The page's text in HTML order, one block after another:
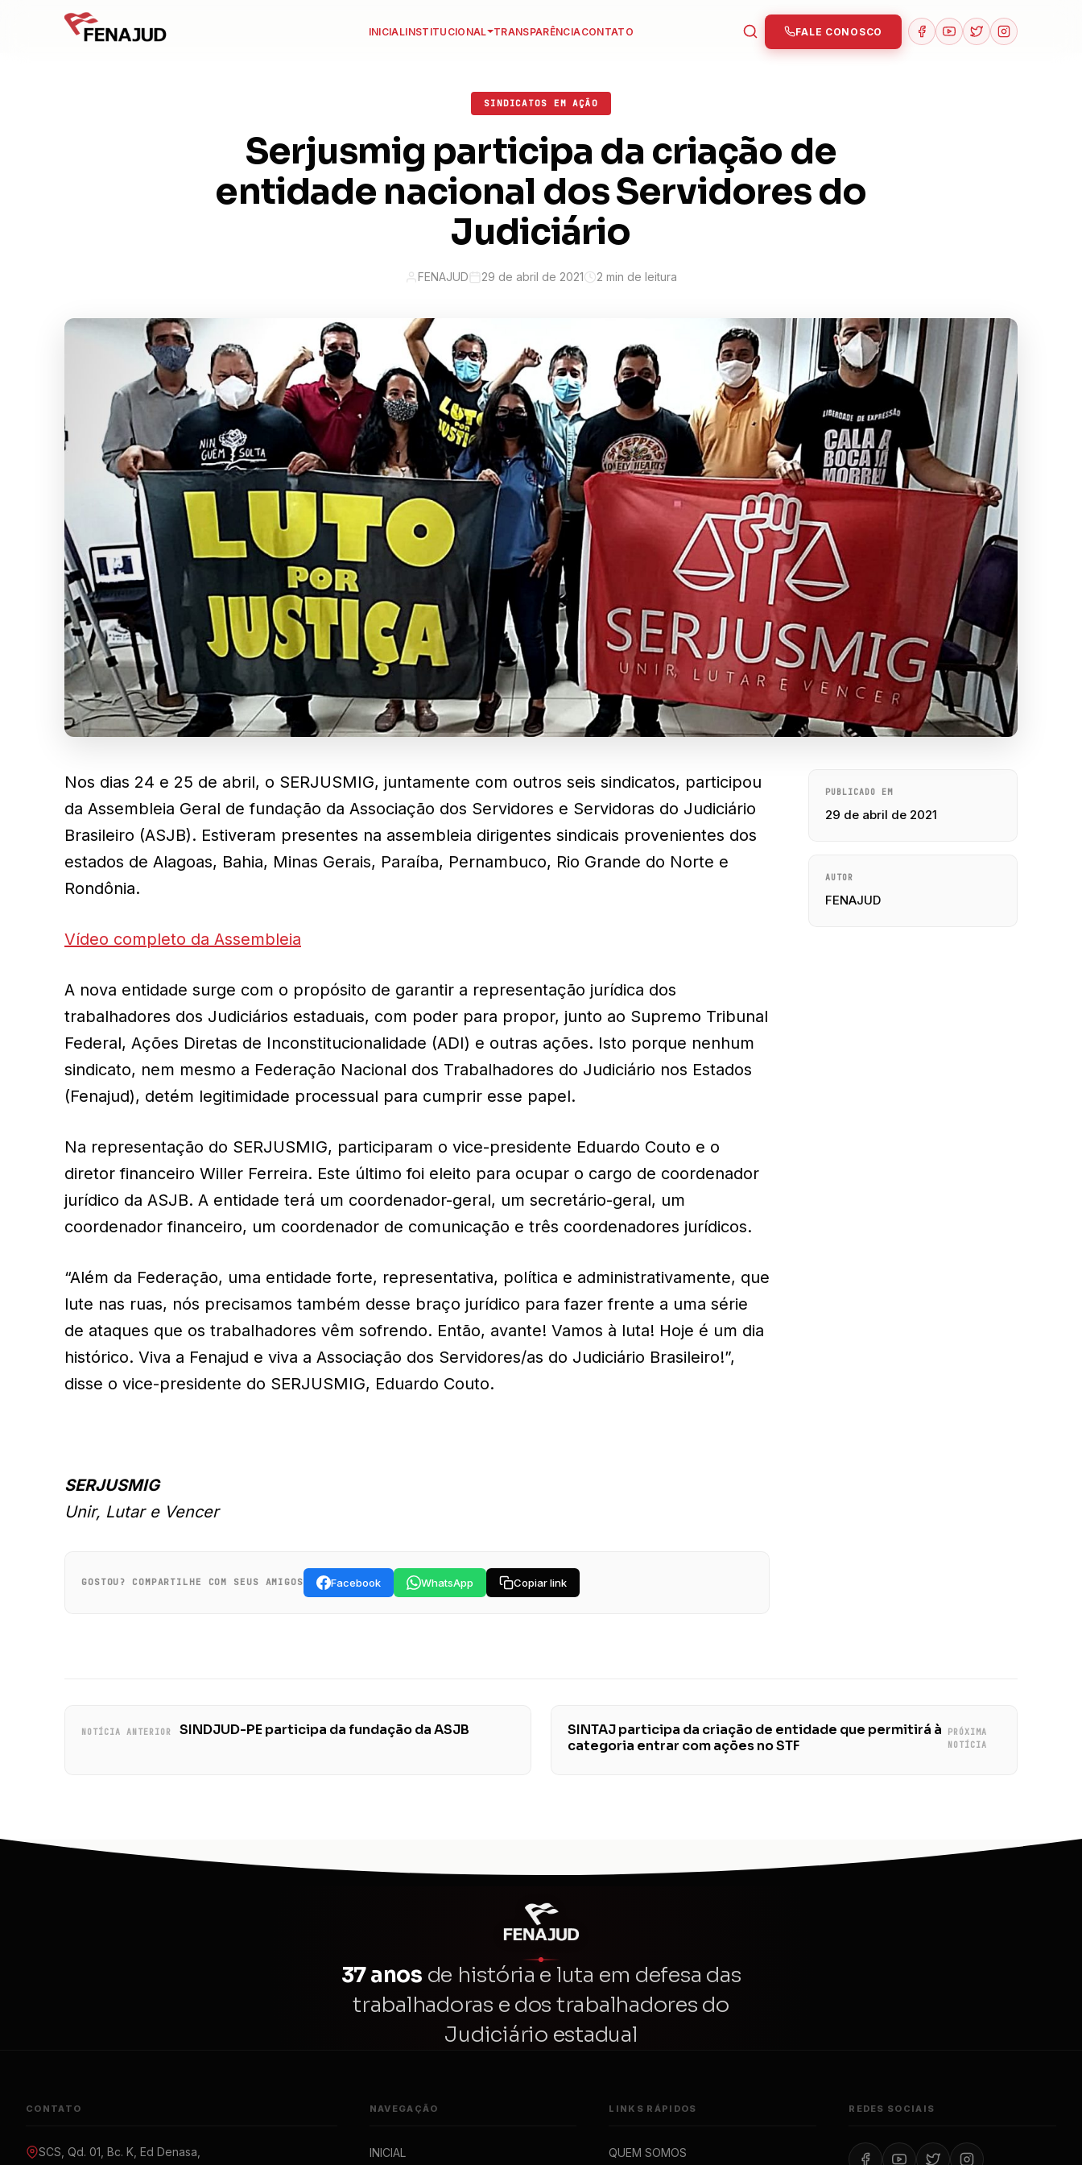
INICIALINSTITUCIONAL TRANSPARÊNCIACONTATO FALE CONOSCO
SINDICATOS EM AÇÃO
Serjusmig participa da criação de
entidade nacional dos Servidores do
Judiciário
FENAJUD 29 de abril de 2021 2 min de leitura
Nos dias 24 e 25 de abril, o SERJUSMIG, juntamente com outros seis sindicatos, participou
da Assembleia Geral de fundação da Associação dos Servidores e Servidoras do Judiciário
Brasileiro (ASJB). Estiveram presentes na assembleia dirigentes sindicais provenientes dos
estados de Alagoas, Bahia, Minas Gerais, Paraíba, Pernambuco, Rio Grande do Norte e
Rondônia.
Vídeo completo da Assembleia
A nova entidade surge com o propósito de garantir a representação jurídica dos
trabalhadores dos Judiciários estaduais, com poder para propor, junto ao Supremo Tribunal
Federal, Ações Diretas de Inconstitucionalidade (ADI) e outras ações. Isto porque nenhum
sindicato, nem mesmo a Federação Nacional dos Trabalhadores do Judiciário nos Estados
(Fenajud), detém legitimidade processual para cumprir esse papel.
Na representação do SERJUSMIG, participaram o vice-presidente Eduardo Couto e o
diretor financeiro Willer Ferreira. Este último foi eleito para ocupar o cargo de coordenador
jurídico da ASJB. A entidade terá um coordenador-geral, um secretário-geral, um
coordenador financeiro, um coordenador de comunicação e três coordenadores jurídicos.
“Além da Federação, uma entidade forte, representativa, política e administrativamente, que
lute nas ruas, nós precisamos também desse braço jurídico para fazer frente a uma série
de ataques que os trabalhadores vêm sofrendo. Então, avante! Vamos à luta! Hoje é um dia
histórico. Viva a Fenajud e viva a Associação dos Servidores/as do Judiciário Brasileiro!”,
disse o vice-presidente do SERJUSMIG, Eduardo Couto.
SERJUSMIG
Unir, Lutar e Vencer
GOSTOU? COMPARTILHE COM SEUS AMIGOS Facebook WhatsApp Copiar link
PUBLICADO EM
29 de abril de 2021
AUTOR
FENAJUD
NOTÍCIA ANTERIOR SINDJUD-PE participa da fundação da ASJB
SINTAJ participa da criação de entidade que permitirá à
categoria entrar com ações no STF
PRÓXIMA
NOTÍCIA
37 anos de história e luta em defesa das
trabalhadoras e dos trabalhadores do
Judiciário estadual
CONTATO
SCS, Qd. 01, Bc. K, Ed Denasa,
NAVEGAÇÃO
INICIAL
LINKS RÁPIDOS
QUEM SOMOS
REDES SOCIAIS